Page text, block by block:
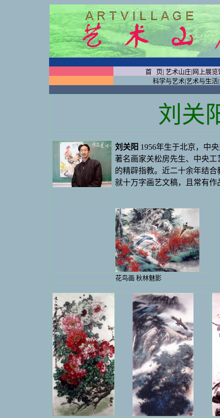
首 页| 艺术山庄| 网上展览
科学与艺术|艺术与生活|
刘关
刘关阳 1956年生于北京，中
著名画家关松房先生、中央
的精辟指教。近二十余年结
就十万字画艺文稿，且常有
花鸟画 秋林魅影